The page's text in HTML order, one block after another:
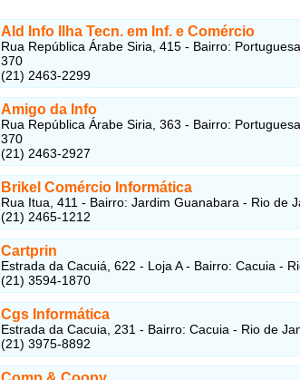
Ald Info Ilha Tecn. em Inf. e Comércio
Rua República Árabe Siria, 415 - Bairro:
370
(21) 2463-2299
Amigo da Info
Rua República Árabe Siria, 363 - Bairro:
370
(21) 2463-2927
Brikel Comércio Informática
Rua Itua, 411 - Bairro: Jardim Guanabara - Rio de
(21) 2465-1212
Cartprin
Estrada da Cacuiá, 622 - Loja A - Bairro: Cacuia -
(21) 3594-1870
Cgs Informática
Estrada da Cacuia, 231 - Bairro: Cacuia - Rio de
(21) 3975-8892